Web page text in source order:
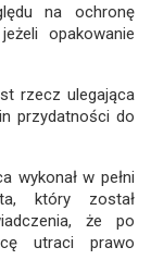
na ochronę
opakowanie
rzecz ulegająca
przydatności do
wykonał w pełni
który został
że po
utraci prawo